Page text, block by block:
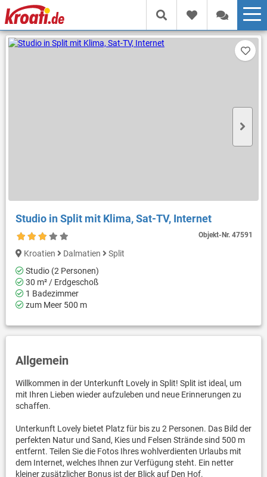
Studio in Split mit Klima, Sat-TV, Internet
Objekt-Nr.47591
Kroatien Dalmatien
Split
Studio (2 Personen)
30 m² / Erdgeschoß
1 Badezimmer
zum Meer 500 m
Allgemein
Willkommen in der Unterkunft Lovely in Split! Split ist ideal, um
mit Ihren Lieben wieder aufzuleben und neue Erinnerungen zu
schaffen.
Unterkunft Lovely bietet Platz für bis zu 2 Personen. Das Bild der
perfekten Natur und Sand, Kies und Felsen Strände sind 500 m
entfernt. Teilen Sie die Fotos Ihres wohlverdienten Urlaubs mit
dem Internet, welches Ihnen zur Verfügung steht. Ein netter
kleiner zusätzlicher Bonus ist der Blick auf Den Hof.